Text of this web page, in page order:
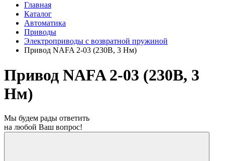
Главная
Каталог
Автоматика
Приводы
Электроприводы с возвратной пружиной
Привод NAFA 2-03 (230В, 3 Нм)
Привод NAFA 2-03 (230В, 3
Нм)
Мы будем рады ответить
на любой Ваш вопрос!